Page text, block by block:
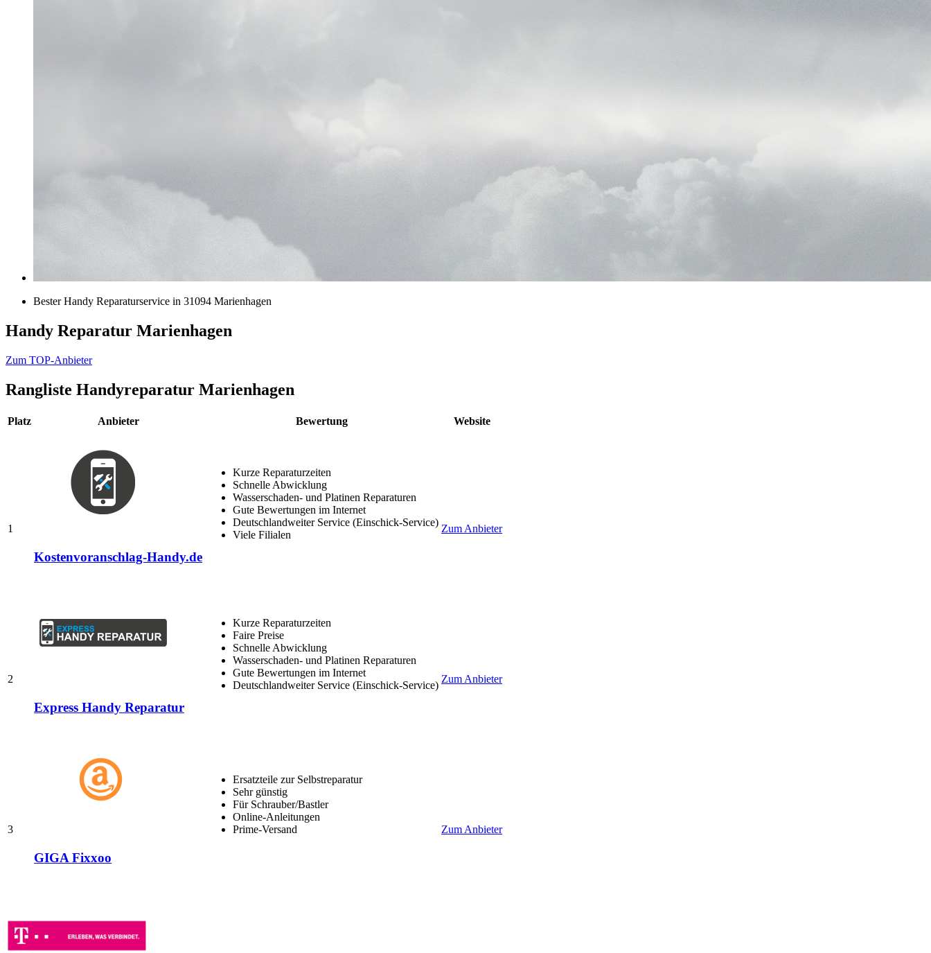
Bester Handy Reparaturservice in 31094 Marienhagen
Handy Reparatur Marienhagen
Zum TOP-Anbieter
Rangliste Handyreparatur Marienhagen
Platz Anbieter Bewertung Website
1
Kostenvoranschlag-Handy.de
Kurze Reparaturzeiten
Schnelle Abwicklung
Wasserschaden- und Platinen Reparaturen
Gute Bewertungen im Internet
Deutschlandweiter Service (Einschick-Service)
Viele Filialen
Zum Anbieter
2
Express Handy Reparatur
Kurze Reparaturzeiten
Faire Preise
Schnelle Abwicklung
Wasserschaden- und Platinen Reparaturen
Gute Bewertungen im Internet
Deutschlandweiter Service (Einschick-Service)
Zum Anbieter
3
GIGA Fixxoo
Ersatzteile zur Selbstreparatur
Sehr günstig
Für Schrauber/Bastler
Online-Anleitungen
Prime-Versand
Zum Anbieter